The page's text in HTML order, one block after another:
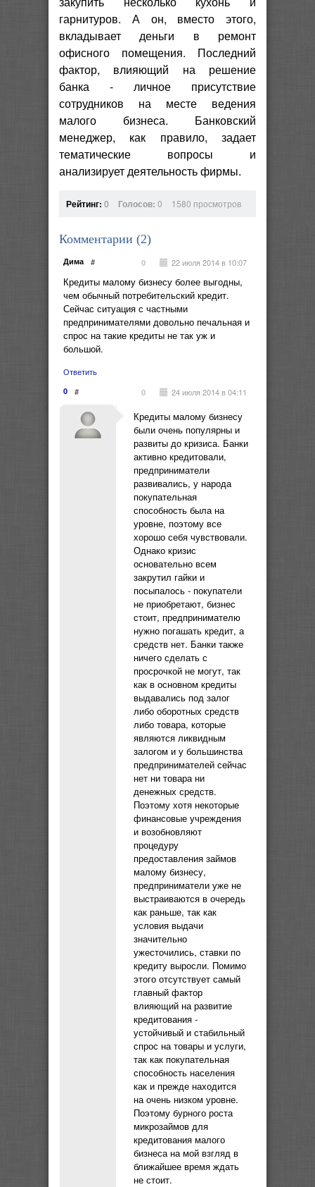
гарнитуров. А он, вместо этого,
вкладывает деньги в ремонт
офисного помещения. Последний
фактор, влияющий на решение
банка - личное присутствие
сотрудников на месте ведения
малого бизнеса. Банковский
менеджер, как правило, задает
тематические вопросы и
анализирует деятельность фирмы.
Рейтинг: 0 Голосов: 0 1580 просмотров
Комментарии (2)
Дима # 22 июля 2014 в 10:07
0
Кредиты малому бизнесу более выгодны,
чем обычный потребительский кредит.
Сейчас ситуация с частными
предпринимателями довольно печальная и
спрос на такие кредиты не так уж и
большой.
Ответить
0 # 24 июля 2014 в 04:11
0
Кредиты малому бизнесу
были очень популярны и
развиты до кризиса. Банки
активно кредитовали,
предприниматели
развивались, у народа
покупательная
способность была на
уровне, поэтому все
хорошо себя чувствовали.
Однако кризис
основательно всем
закрутил гайки и
посыпалось - покупатели
не приобретают, бизнес
стоит, предпринимателю
нужно погашать кредит, а
средств нет. Банки также
ничего сделать с
просрочкой не могут, так
как в основном кредиты
выдавались под залог
либо оборотных средств
либо товара, которые
являются ликвидным
залогом и у большинства
предпринимателей сейчас
нет ни товара ни
денежных средств.
Поэтому хотя некоторые
финансовые учреждения
и возобновляют
процедуру
предоставления займов
малому бизнесу,
предприниматели уже не
выстраиваются в очередь
как раньше, так как
условия выдачи
значительно
ужесточились, ставки по
кредиту выросли. Помимо
этого отсутствует самый
главный фактор
влияющий на развитие
кредитования -
устойчивый и стабильный
спрос на товары и услуги,
так как покупательная
способность населения
как и прежде находится
на очень низком уровне.
Поэтому бурного роста
микрозаймов для
кредитования малого
бизнеса на мой взгляд в
ближайшее время ждать
не стоит.